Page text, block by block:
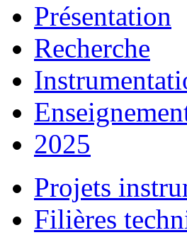
Présentation
Recherche
2025
Projets
Filières